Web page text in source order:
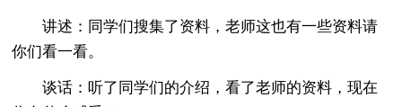
讲述：同学们搜集了资料，老师这也有一些资料请
你们看一看。
谈话：听了同学们的介绍，看了老师的资料，现在